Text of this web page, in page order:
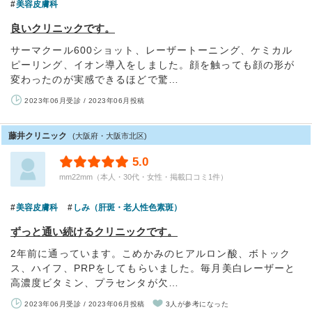
美容皮膚科
良いクリニックです。
サーマクール600ショット、レーザートーニング、ケミカル
ピーリング、イオン導入をしました。顔を触っても顔の形が
変わったのが実感できるほどで驚…
2023年06月受診 / 2023年06月投稿
藤井クリニック (大阪府・大阪市北区)
5.0
mm22mm（本人・30代・女性・掲載口コミ1件）
美容皮膚科 しみ（肝斑・老人性色素斑）
ずっと通い続けるクリニックです。
2年前に通っています。こめかみのヒアルロン酸、ボトック
ス、ハイフ、PRPをしてもらいました。毎月美白レーザーと
高濃度ビタミン、プラセンタが欠…
2023年06月受診 / 2023年06月投稿 3人が参考になった